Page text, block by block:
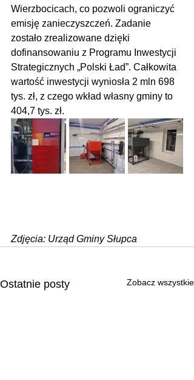
Wierzbocicach, co pozwoli ograniczyć
emisję zanieczyszczeń. Zadanie
zostało zrealizowane dzięki
dofinansowaniu z Programu Inwestycji
Strategicznych „Polski Ład”. Całkowita
wartość inwestycji wyniosła 2 mln 698
tys. zł, z czego wkład własny gminy to
404,7 tys. zł.
Zdjęcia: Urząd Gminy Słupca
Ostatnie posty Zobacz wszystkie